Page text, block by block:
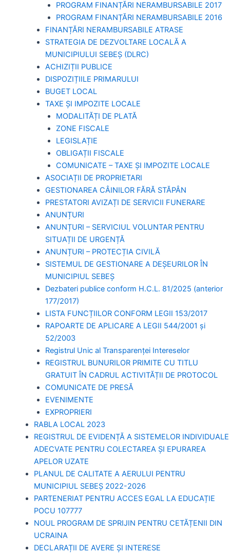
PROGRAM FINANȚĂRI NERAMBURSABILE 2017
PROGRAM FINANȚĂRI NERAMBURSABILE 2016
FINANȚĂRI NERAMBURSABILE ATRASE
STRATEGIA DE DEZVOLTARE LOCALĂ A
MUNICIPIULUI SEBEȘ (DLRC)
ACHIZIȚII PUBLICE
DISPOZIȚIILE PRIMARULUI
BUGET LOCAL
TAXE ȘI IMPOZITE LOCALE
MODALITĂȚI DE PLATĂ
ZONE FISCALE
LEGISLAȚIE
OBLIGAȚII FISCALE
COMUNICATE – TAXE ȘI IMPOZITE LOCALE
ASOCIAȚII DE PROPRIETARI
GESTIONAREA CÂINILOR FĂRĂ STĂPÂN
PRESTATORI AVIZAȚI DE SERVICII FUNERARE
ANUNȚURI
ANUNȚURI – SERVICIUL VOLUNTAR PENTRU
SITUAȚII DE URGENȚĂ
ANUNȚURI – PROTECȚIA CIVILĂ
SISTEMUL DE GESTIONARE A DEȘEURILOR ÎN
MUNICIPIUL SEBEȘ
Dezbateri publice conform H.C.L. 81/2025 (anterior
177/2017)
LISTA FUNCȚIILOR CONFORM LEGII 153/2017
RAPOARTE DE APLICARE A LEGII 544/2001 și
52/2003
Registrul Unic al Transparenței Intereselor
REGISTRUL BUNURILOR PRIMITE CU TITLU
GRATUIT ÎN CADRUL ACTIVITĂȚII DE PROTOCOL
COMUNICATE DE PRESĂ
EVENIMENTE
EXPROPRIERI
RABLA LOCAL 2023
REGISTRUL DE EVIDENȚĂ A SISTEMELOR INDIVIDUALE
ADECVATE PENTRU COLECTAREA ȘI EPURAREA
APELOR UZATE
PLANUL DE CALITATE A AERULUI PENTRU
MUNICIPIUL SEBEȘ 2022-2026
PARTENERIAT PENTRU ACCES EGAL LA EDUCAȚIE
POCU 107777
NOUL PROGRAM DE SPRIJIN PENTRU CETĂȚENII DIN
UCRAINA
DECLARAȚII DE AVERE ȘI INTERESE